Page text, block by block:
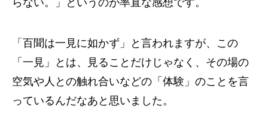
らない。」というのが率直な感想です。
「百聞は一見に如かず」と言われますが、この
「一見」とは、見ることだけじゃなく、その場の
空気や人との触れ合いなどの「体験」のことを言
っているんだなあと思いました。